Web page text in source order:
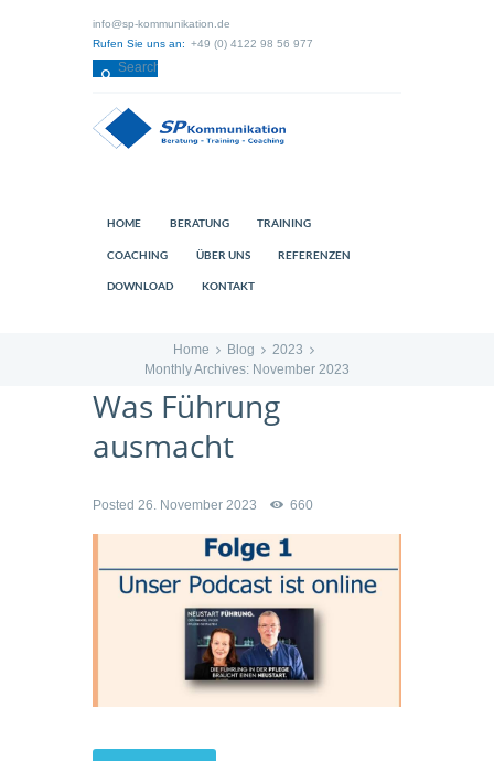
info@sp-kommunikation.de
Rufen Sie uns an: +49 (0) 4122 98 56 977
HOME BERATUNG TRAINING
COACHING ÜBER UNS REFERENZEN
DOWNLOAD KONTAKT
Home Blog
2023
Monthly Archives: November 2023
Was Führung
ausmacht
Posted 26. November 2023 660